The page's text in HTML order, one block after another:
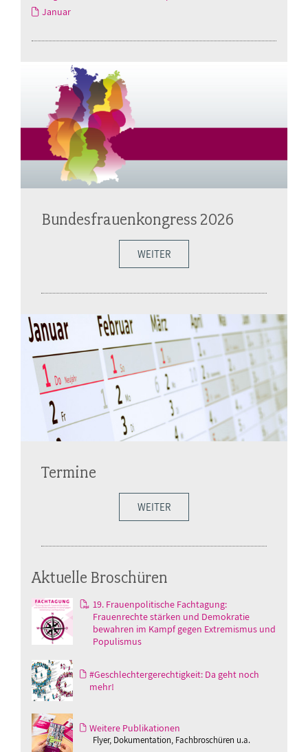
Januar
Bundesfrauenkongress 2026
WEITER
Termine
WEITER
Aktuelle Broschüren
19. Frauenpolitische Fachtagung:
Frauenrechte stärken und Demokratie
bewahren im Kampf gegen Extremismus und
Populismus
#Geschlechtergerechtigkeit: Da geht noch
mehr!
Weitere Publikationen
Flyer, Dokumentation, Fachbroschüren u.a.